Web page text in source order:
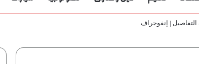
| فيديو لـ”أزهري”